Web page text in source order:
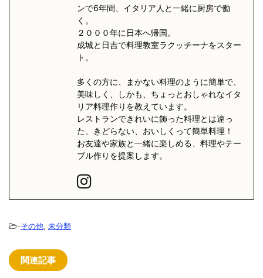
ンで6年間、イタリア人と一緒に厨房で働
く。
２０００年に日本へ帰国。
成城と日吉で料理教室ラクッチーナをスター
ト。
多くの方に、まかない料理のように簡単で、
美味しく、しかも、ちょっとおしゃれなイタ
リア料理作りを教えています。
レストランできれいに飾った料理とは違っ
た、きどらない、おいしくって簡単料理！
お友達や家族と一緒に楽しめる、料理やテー
ブル作りを提案します。
-その他, 未分類
関連記事